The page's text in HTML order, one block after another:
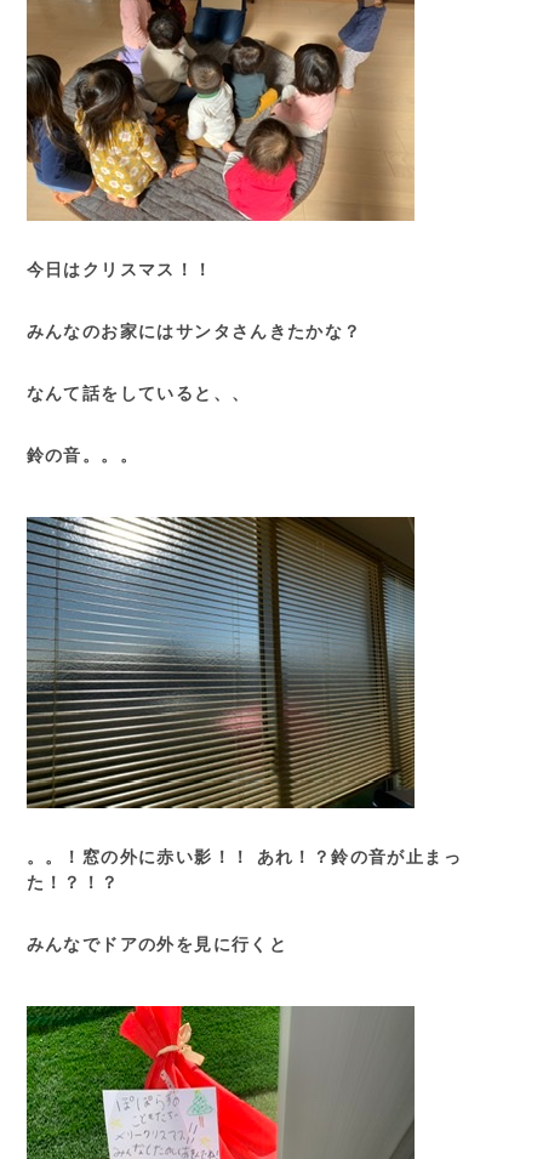
今日はクリスマス！！
みんなのお家にはサンタさんきたかな？
なんて話をしていると、、
鈴の音。。。
。。！窓の外に赤い影！！ あれ！？鈴の音が止まっ
た！？！？
みんなでドアの外を見に行くと